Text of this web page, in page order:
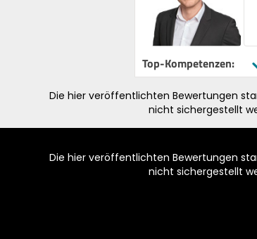
Top-Kompetenzen:
Die hier veröffentlichten Bewertungen
nicht sichergestellt
Die hier veröffentlichten Bewertungen
nicht sichergestellt